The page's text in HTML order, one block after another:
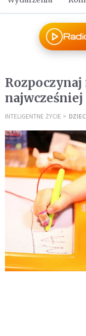
najwcześniej
INTELIGENTNE ŻYCIE